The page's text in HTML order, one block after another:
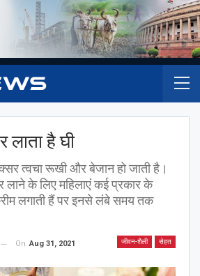
लाता है घी
त्वचा रूखी और बेजान हो जाती है।
लाने के लिए महिलाएं कई प्रकार के
लगाती हैं पर इनसे लंबे समय तक
जीवन-शैली सेहत
On Aug 31, 2021